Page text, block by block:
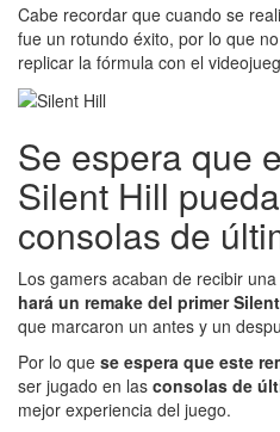
Cabe recordar que cuando se
fue un rotundo éxito, por lo que
replicar la fórmula con el
Se espera que
Silent Hill
consolas de
Los gamers acaban de recibir
hará un remake del primer
que marcaron un antes y un
Por lo que se espera que este
ser jugado en las consolas de
mejor experiencia del juego.